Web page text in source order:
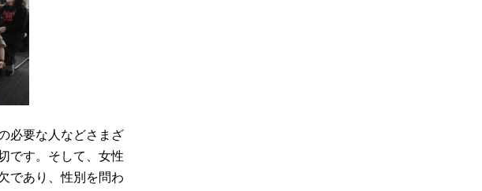
必要な人などさまざ
です。そして、女性
であり、性別を問わ